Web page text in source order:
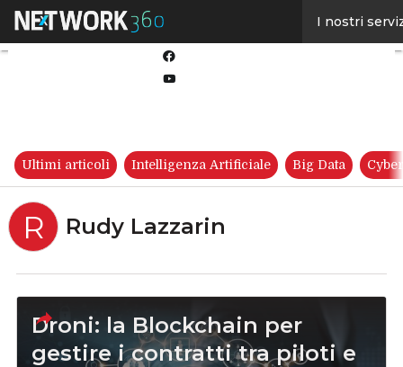
I nostri
Ultimi articoli Intelligenza Artificiale Big Data
R Rudy Lazzarin
Droni: la Blockchain per
gestire i contratti tra piloti e